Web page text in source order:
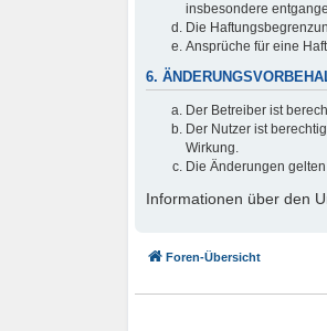
insbesondere
Die
Ansprüche für eine
6.
Der Betreiber ist
Der Nutzer ist
Wirkung.
Die Änderungen
Informationen über den
Foren-Übersicht